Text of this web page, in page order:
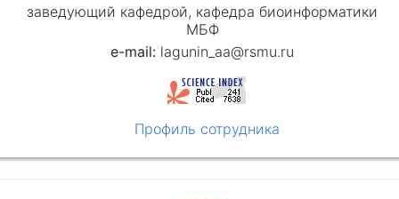
заведующий кафедрой, кафедра биоинформатики
МБФ
lagunin_aa@rsmu.ru
Профиль сотрудника